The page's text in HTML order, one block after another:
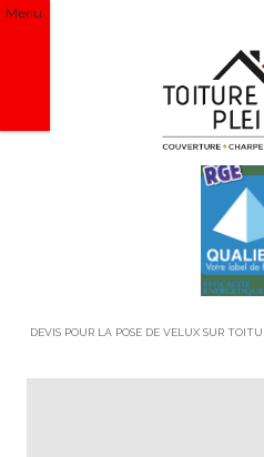
Menu
DEVIS POUR LA POSE DE VELUX SUR